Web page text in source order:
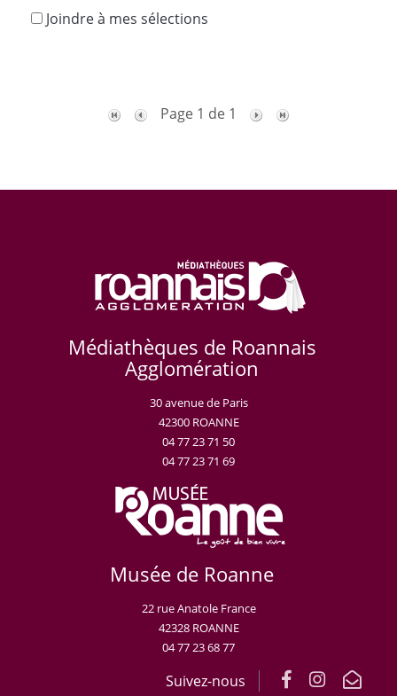
Joindre à mes sélections
Page 1 de 1
Médiathèques de Roannais
Agglomération
30 avenue de Paris
42300 ROANNE
04 77 23 71 50
04 77 23 71 69
Musée de Roanne
22 rue Anatole France
42328 ROANNE
04 77 23 68 77
Suivez-nous